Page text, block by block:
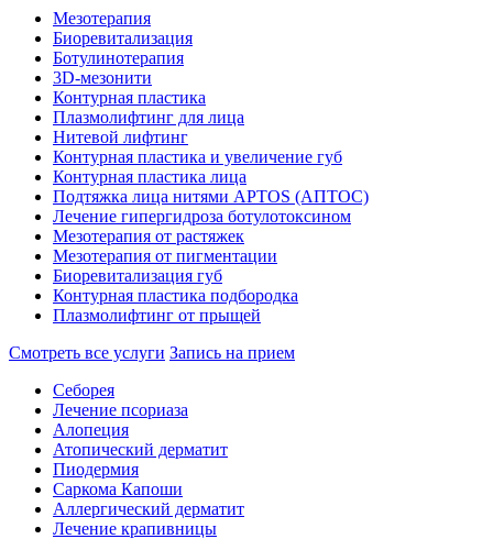
Мезотерапия
Биоревитализация
Ботулинотерапия
3D-мезонити
Контурная пластика
Плазмолифтинг для лица
Нитевой лифтинг
Контурная пластика и увеличение губ
Контурная пластика лица
Подтяжка лица нитями APTOS (АПТОС)
Лечение гипергидроза ботулотоксином
Мезотерапия от растяжек
Мезотерапия от пигментации
Биоревитализация губ
Контурная пластика подбородка
Плазмолифтинг от прыщей
Смотреть все услуги Запись на прием
Себорея
Лечение псориаза
Алопеция
Атопический дерматит
Пиодермия
Саркома Капоши
Аллергический дерматит
Лечение крапивницы